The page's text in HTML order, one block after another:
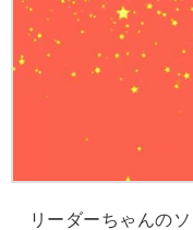
リーダーちゃんのソ